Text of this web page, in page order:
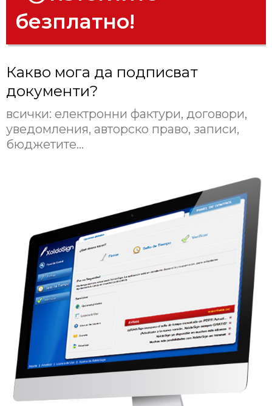
безплатно!
Какво мога да подписват
документи?
всички: електронни фактури, договори,
уведомления, авторско право, записи,
бюджетите...